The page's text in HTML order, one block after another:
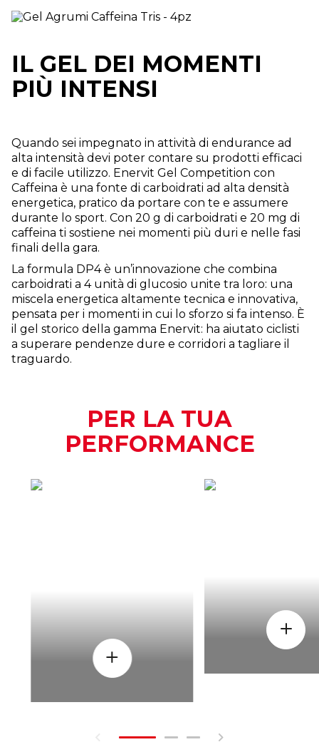
IL GEL DEI MOMENTI
PIÙ INTENSI
Quando sei impegnato in attività di endurance ad
alta intensità devi poter contare su prodotti efficaci
e di facile utilizzo. Enervit Gel Competition con
Caffeina è una fonte di carboidrati ad alta densità
energetica, pratico da portare con te e assumere
durante lo sport. Con 20 g di carboidrati e 20 mg di
caffeina ti sostiene nei momenti più duri e nelle fasi
finali della gara.
La formula DP4 è un’innovazione che combina
carboidrati a 4 unità di glucosio unite tra loro: una
miscela energetica altamente tecnica e innovativa,
pensata per i momenti in cui lo sforzo si fa intenso. È
il gel storico della gamma Enervit: ha aiutato ciclisti
a superare pendenze dure e corridori a tagliare il
traguardo.
PER LA TUA
PERFORMANCE